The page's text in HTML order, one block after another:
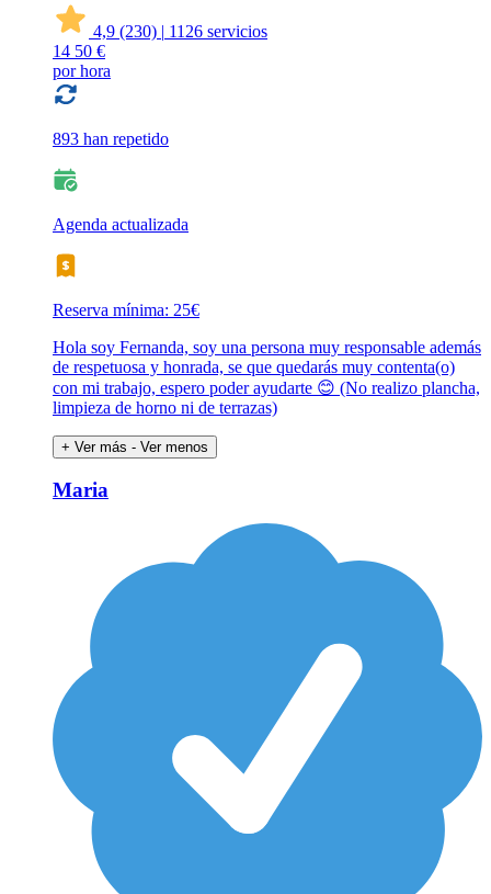
4,9 (230) | 1126 servicios
14 50 €
por hora
893 han repetido
Agenda actualizada
Reserva mínima: 25€
Hola soy Fernanda, soy una persona muy responsable además
de respetuosa y honrada, se que quedarás muy contenta(o)
con mi trabajo, espero poder ayudarte 😊 (No realizo plancha,
limpieza de horno ni de terrazas)
+ Ver más - Ver menos
Maria